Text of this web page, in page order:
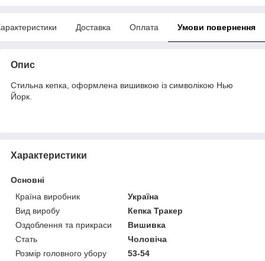
Доставка Оплата Умови повернення
Опис
Стильна кепка, оформлена вишивкою із символікою Нью
Йорк.
Характеристики
Основні
Країна виробник
Україна
Вид виробу
Кепка Тракер
Оздоблення та прикраси
Вишивка
Стать
Чоловіча
Розмір головного убору
53-54